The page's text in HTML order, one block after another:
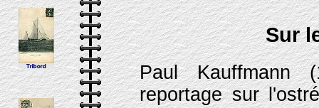
Sur
Paul Kauffmann
reportage sur